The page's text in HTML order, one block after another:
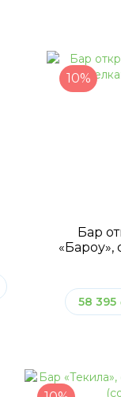
10%
Бар
«Бароу»,
58 395